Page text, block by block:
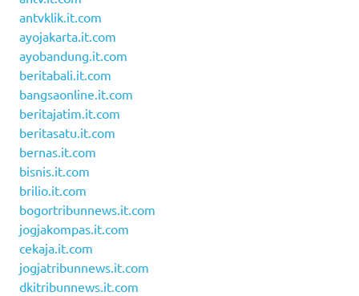
antvklik.it.com
ayojakarta.it.com
ayobandung.it.com
beritabali.it.com
bangsaonline.it.com
beritajatim.it.com
beritasatu.it.com
bernas.it.com
bisnis.it.com
brilio.it.com
bogortribunnews.it.com
jogjakompas.it.com
cekaja.it.com
jogjatribunnews.it.com
dkitribunnews.it.com